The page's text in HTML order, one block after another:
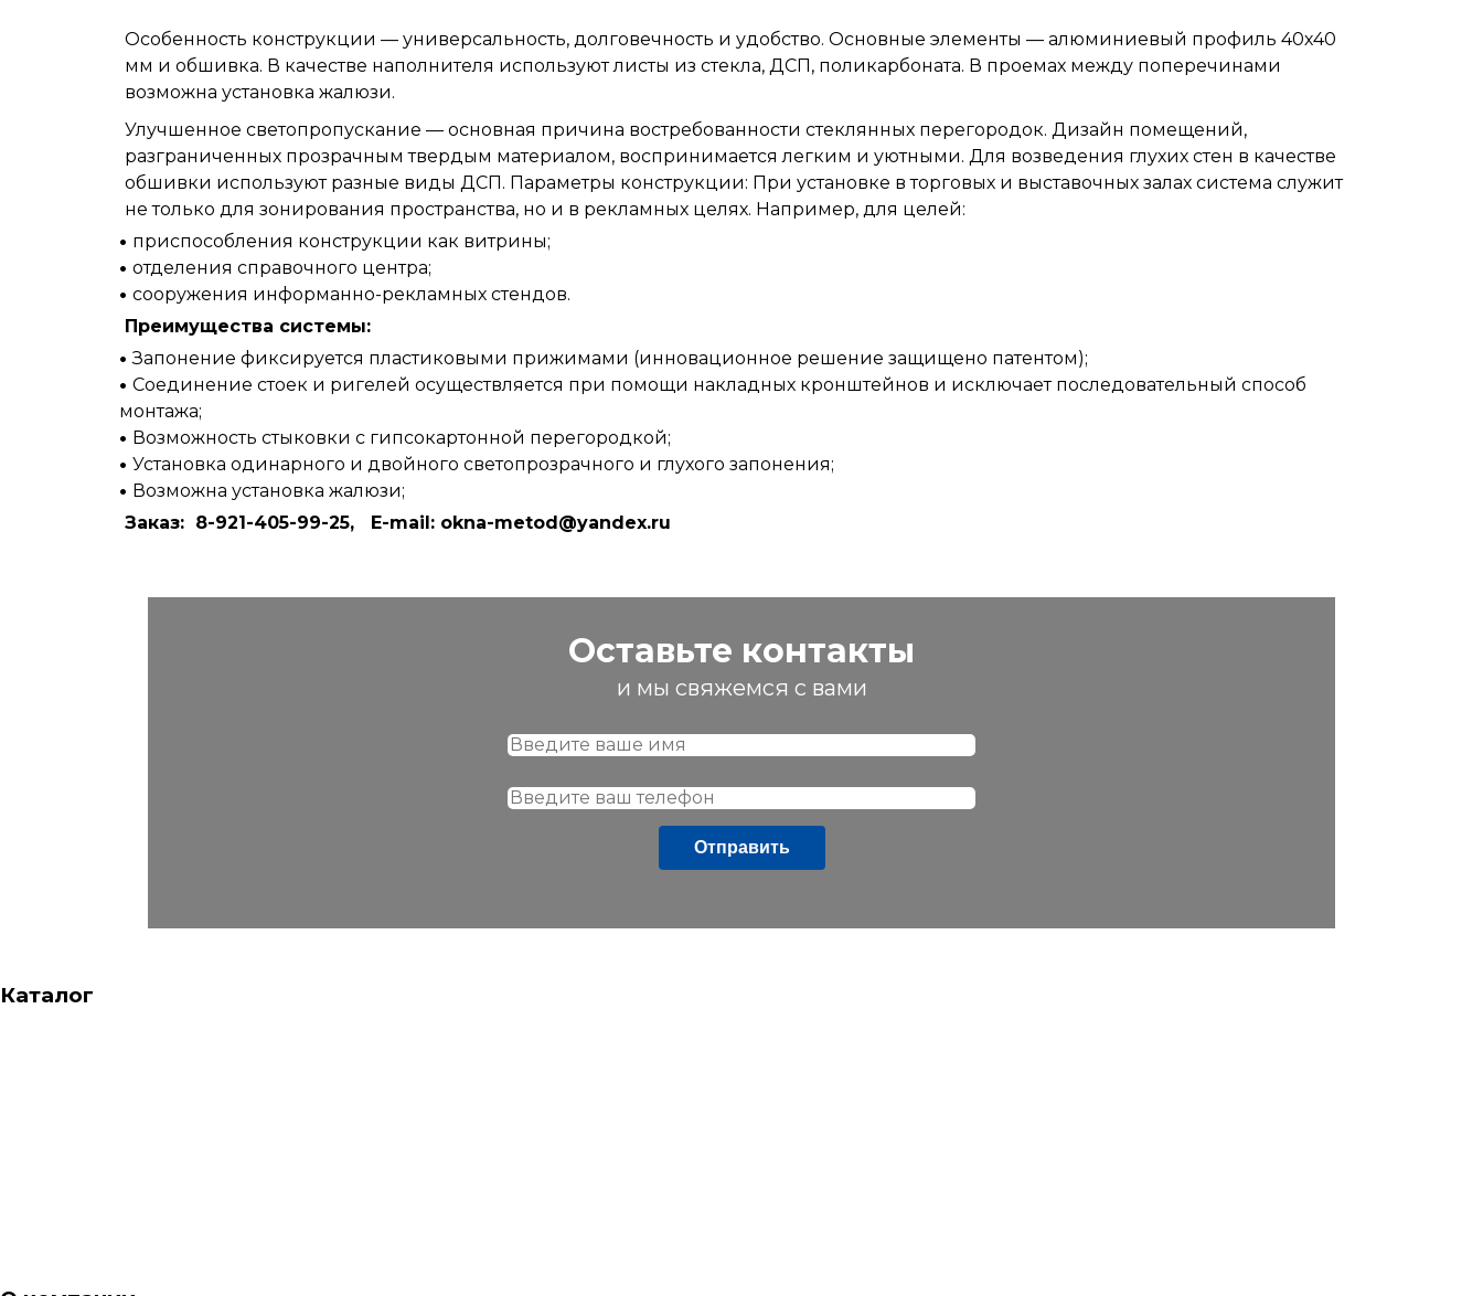
Особенность конструкции — универсальность, долговечность и удобство. Основные элементы — алюминиевый профиль 40х40
мм и обшивка. В качестве наполнителя используют листы из стекла, ДСП, поликарбоната. В проемах между поперечинами
возможна установка жалюзи.
Улучшенное светопропускание — основная причина востребованности стеклянных перегородок. Дизайн помещений,
разграниченных прозрачным твердым материалом, воспринимается легким и уютными. Для возведения глухих стен в качестве
обшивки используют разные виды ДСП. Параметры конструкции: При установке в торговых и выставочных залах система служит
не только для зонирования пространства, но и в рекламных целях. Например, для целей:
приспособления конструкции как витрины;
отделения справочного центра;
сооружения информанно-рекламных стендов.
Преимущества системы:
Запонение фиксируется пластиковыми прижимами (инновационное решение защищено патентом);
Соединение стоек и ригелей осуществляется при помощи накладных кронштейнов и исключает последовательный способ
монтажа;
Возможность стыковки с гипсокартонной перегородкой;
Установка одинарного и двойного светопрозрачного и глухого запонения;
Возможна установка жалюзи;
Заказ: 8-921-405-99-25, E-mail: okna-metod@yandex.ru
Оставьте контакты
и мы свяжемся с вами
Каталог